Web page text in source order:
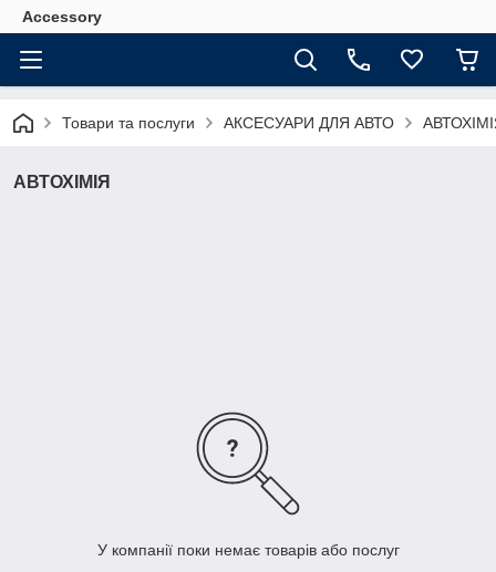
Accessory
Товари та послуги АКСЕСУАРИ ДЛЯ АВТО
АВТОХІМІЯ
У компанії поки немає товарів або послуг